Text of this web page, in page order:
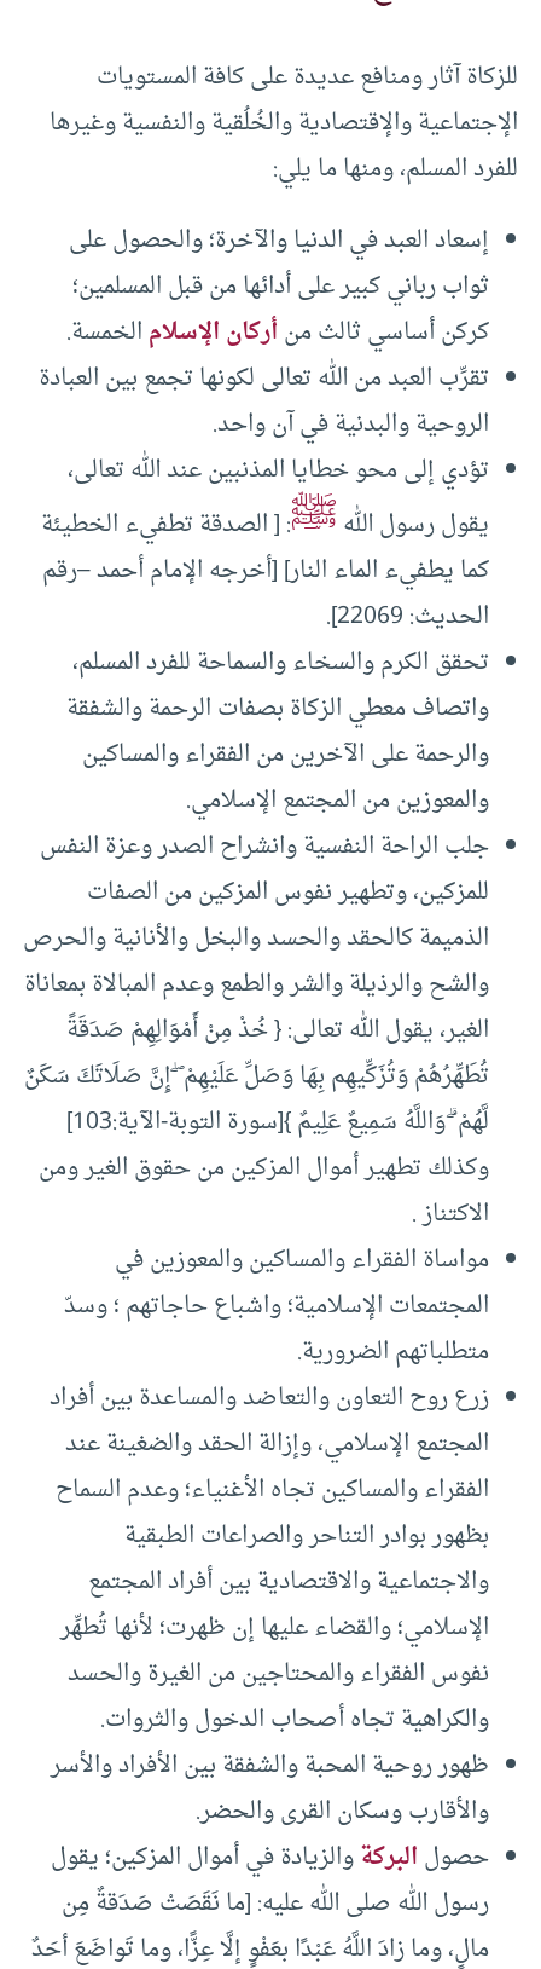
للزكاة آثار ومنافع عديدة على كافة المستويات
الإجتماعية والإقتصادية والخُلُقية والنفسية وغيرها
للفرد المسلم، ومنها ما يلي:
إسعاد العبد في الدنيا والآخرة؛ والحصول على
ثواب رباني كبير على أدائها من قبل المسلمين؛
كركن أساسي ثالث منأركان الإسلامالخمسة.
تقرِّب العبد من الله تعالى لكونها تجمع بين العبادة
الروحية والبدنية في آن واحد.
تؤدي إلى محو خطايا المذنبين عند الله تعالى،
يقول رسول اللهﷺ: [ الصدقة تطفيء الخطيئة
كما يطفيء الماء النار] [أخرجه الإمام أحمد –رقم
الحديث: 22069].
تحقق الكرم والسخاء والسماحة للفرد المسلم،
واتصاف معطي الزكاة بصفات الرحمة والشفقة
والرحمة على الآخرين من الفقراء والمساكين
والمعوزين من المجتمع الإسلامي.
جلب الراحة النفسية وانشراح الصدر وعزة النفس
للمزكين، وتطهير نفوس المزكين من الصفات
الذميمة كالحقد والحسد والبخل والأنانية والحرص
والشح والرذيلة والشر والطمع وعدم المبالاة بمعاناة
الغير، يقول الله تعالى: { خُذْ مِنْ أَمْوَالِهِمْ صَدَقَةً
تُطَهِّرُهُمْ وَتُزَكِّيهِم بِهَا وَصَلِّ عَلَيْهِمْ ۖ إِنَّ صَلَاتَكَ سَكَنٌ
لَّهُمْ ۗ وَاللَّهُ سَمِيعٌ عَلِيمٌ }[سورة التوبة-الآية:103]
وكذلك تطهير أموال المزكين من حقوق الغير ومن
الاكتناز .
مواساة الفقراء والمساكين والمعوزين في
المجتمعات الإسلامية؛ واشباع حاجاتهم ؛ وسدّ
متطلباتهم الضرورية.
زرع روح التعاون والتعاضد والمساعدة بين أفراد
المجتمع الإسلامي، وإزالة الحقد والضغينة عند
الفقراء والمساكين تجاه الأغنياء؛ وعدم السماح
بظهور بوادر التناحر والصراعات الطبقية
والاجتماعية والاقتصادية بين أفراد المجتمع
الإسلامي؛ والقضاء عليها إن ظهرت؛ لأنها تُطهِّر
نفوس الفقراء والمحتاجين من الغيرة والحسد
والكراهية تجاه أصحاب الدخول والثروات.
ظهور روحية المحبة والشفقة بين الأفراد والأسر
والأقارب وسكان القرى والحضر.
حصولالبركةوالزيادة في أموال المزكين؛ يقول
رسول الله صلى الله عليه: [ما نَقَصَتْ صَدَقةٌ مِن
مالٍ، وما زادَ اللَّهُ عَبْدًا بعَفْوٍ إلَّا عِزًّا، وما تَواضَعَ أحَدٌ